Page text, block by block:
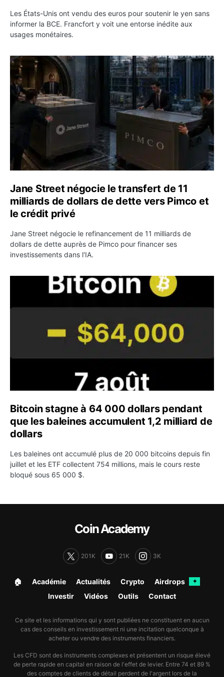
Les États-Unis ont vendu des euros pour soutenir le yen sans
informer la BCE. Francfort y voit une entorse inédite aux
usages monétaires.
Jane Street négocie le transfert de 11 milliards de
Jane Street négocie le transfert de 11
milliards de dollars de dette vers Pimco et
le crédit privé
Jane Street négocie le refinancement de 11 milliards de
dollars de dette auprès de Pimco pour financer ses
investissements dans l'IA.
Bitcoin stagne à 64 000 dollars pendant que les
Bitcoin stagne à 64 000 dollars pendant
que les baleines accumulent 1,2 milliard de
dollars
Les baleines ont accumulé plus de 20 000 bitcoins depuis fin
juillet et les ETF collectent 754 millions, mais le cours reste
bloqué sous 65 000 $.
Coin Academy
201K 21K 3K
🏠︎ Académie Actualités Crypto Airdrops ✦
Investir Vidéos Outils Contact
Ce site et les informations qui y sont publiées ne constituent en aucun
cas des conseils en investissement ni une incitation quelconque à
acheter ou vendre des instruments financiers.
Les CFD sont des instruments complexes et présentent un risque élevé
de perte rapide en capital en raison de l'effet de levier. Entre 74 et 89 %
des comptes de clients de détail perdent de l'argent lors de la